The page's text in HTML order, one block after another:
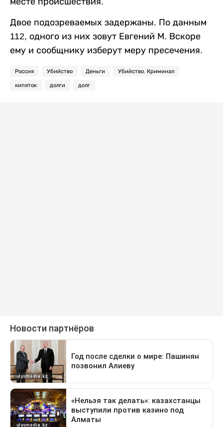
Двое подозреваемых задержаны. По данным
112, одного из них зовут Евгений М. Вскоре
ему и сообщнику изберут меру пресечения.
Россия Убийство Деньги Убийство. Криминал
кипяток долги долг